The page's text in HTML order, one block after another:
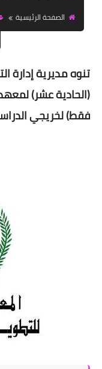
الصفحة الرئيسية
تنوه مديرية إدارة
(الحادية عشر)
فقط) لخريجي